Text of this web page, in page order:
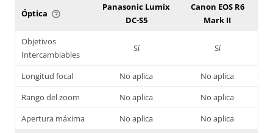
Óptica help_outline
Panasonic Lumix
DC-S5
Canon EOS R6
Mark II
Objetivos
Intercambiables
Sí Sí
Longitud focal No aplica
No aplica
Rango del zoom
No aplica
No aplica
Apertura máxima
No aplica No aplica